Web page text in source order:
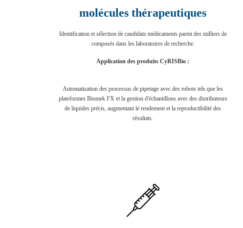
molécules thérapeutiques
Identification et sélection de candidats médicaments parmi des milliers de
composés dans les laboratoires de recherche.
Application des produits CyRISBio :
Automatisation des processus de pipetage avec des robots tels que les
plateformes Biomek FX et la gestion d'échantillons avec des distributeurs
de liquides précis, augmentant le rendement et la reproductibilité des
résultats.